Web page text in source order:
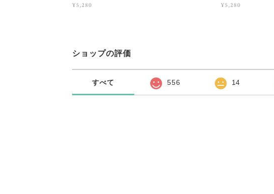
¥5,280
¥5,280
ショップの評価
すべて 556 14